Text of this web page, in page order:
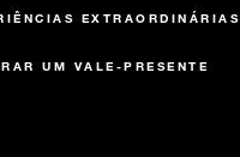
EXTRAORDINÁRIAS
UM VALE-PRESENTE